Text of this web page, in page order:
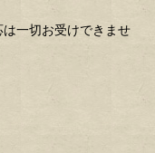
一切お受けできませ